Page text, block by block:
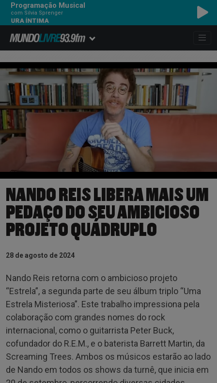
Programação Musical
com Silvia Sprenger
ÍNTIMA
NANDO REIS LIBERA MAIS UM
PEDAÇO DO SEU AMBICIOSO
PROJETO QUÁDRUPLO
28 de agosto de 2024
Nando Reis retorna com o ambicioso projeto
“Estrela”, a segunda parte de seu álbum triplo “Uma
Estrela Misteriosa”. Este trabalho impressiona pela
colaboração com grandes nomes do rock
internacional, como o guitarrista Peter Buck,
cofundador do R.E.M., e o baterista Barrett Martin, da
Screaming Trees. Ambos os músicos estarão ao lado
de Nando em todos os shows da turnê, que inicia em